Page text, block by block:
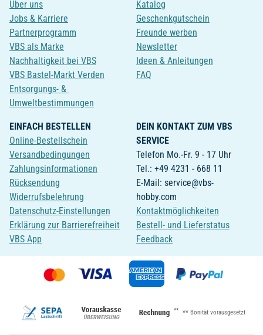
Über uns
Jobs & Karriere
Partnerprogramm
VBS als Marke
Nachhaltigkeit bei VBS
VBS Bastel-Markt Verden
Entsorgungs- &
Umweltbestimmungen
Katalog
Geschenkgutschein
Freunde werben
Newsletter
Ideen & Anleitungen
FAQ
EINFACH BESTELLEN
Online-Bestellschein
Versandbedingungen
Zahlungsinformationen
Rücksendung
Widerrufsbelehrung
Datenschutz-Einstellungen
Erklärung zur Barrierefreiheit
VBS App
DEIN KONTAKT ZUM VBS
SERVICE
Telefon Mo.-Fr. 9 - 17 Uhr
Tel.: +49 4231 - 668 11
E-Mail: service@vbs-
hobby.com
Kontaktmöglichkeiten
Bestell- und Lieferstatus
Feedback
** ** Bonität vorausgesetzt